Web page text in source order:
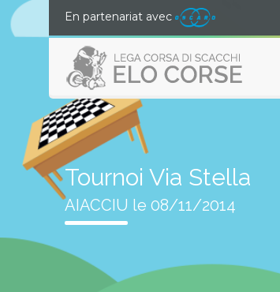
En partenariat avec
Tournoi Via Stella
AIACCIU le 08/11/2014